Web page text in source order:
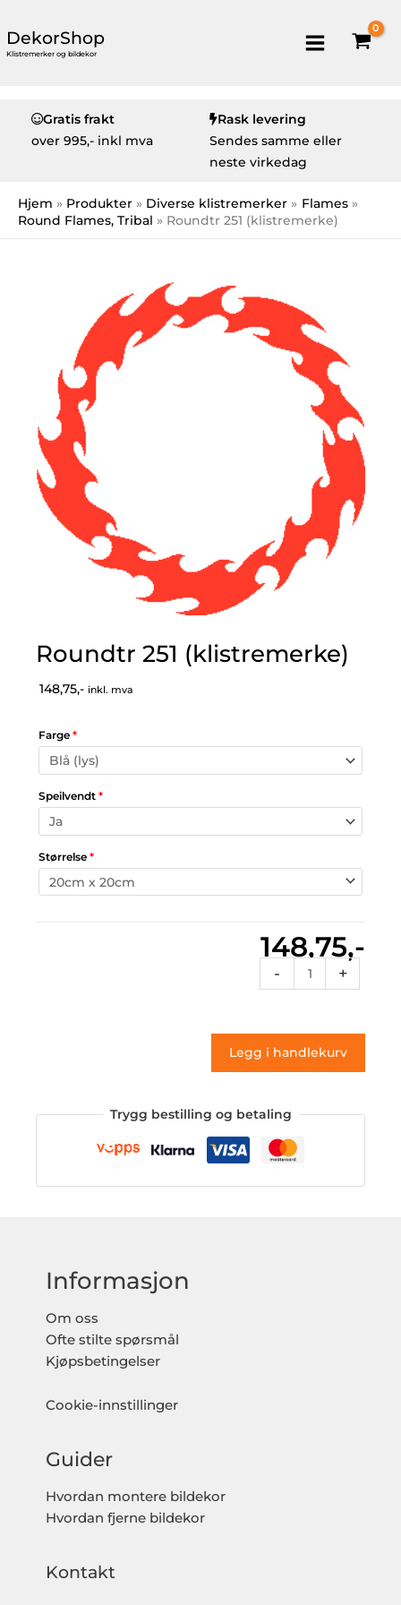
DekorShop
Klistremerker og bildekor
Gratis frakt
over 995,- inkl mva
Rask levering
Sendes samme eller
neste virkedag
Hjem Produkter Diverse klistremerker
Flames
Round Flames, Tribal
Roundtr 251 (klistremerke)
Roundtr 251 (klistremerke)
148,75,- inkl. mva
Farge *
Speilvendt *
Størrelse *
148,75,-
-
Roundtr
251
antall
+
Legg i handlekurv
Trygg bestilling og betaling
Informasjon
Om oss
Ofte stilte spørsmål
Kjøpsbetingelser
Cookie-innstillinger
Guider
Hvordan montere bildekor
Hvordan fjerne bildekor
Kontakt